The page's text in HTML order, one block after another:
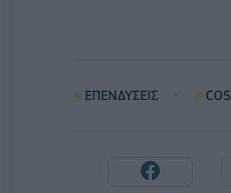
ΕΠΕΝΔΥΣΕΙΣ